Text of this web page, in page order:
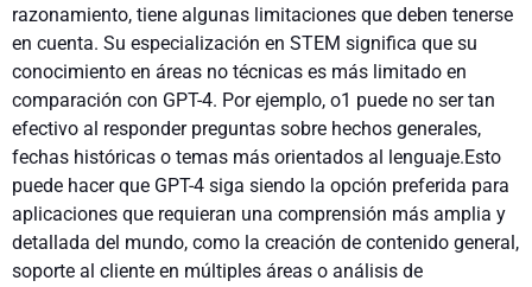
razonamiento, tiene algunas limitaciones que deben tenerse
en cuenta. Su especialización en STEM significa que su
conocimiento en áreas no técnicas es más limitado en
comparación con GPT-4. Por ejemplo, o1 puede no ser tan
efectivo al responder preguntas sobre hechos generales,
fechas históricas o temas más orientados al lenguaje.Esto
puede hacer que GPT-4 siga siendo la opción preferida para
aplicaciones que requieran una comprensión más amplia y
detallada del mundo, como la creación de contenido general,
soporte al cliente en múltiples áreas o análisis de